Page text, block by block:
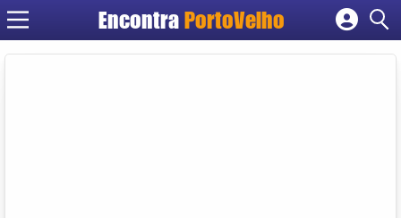
EncontraPortoVelho
Cadastrar empresa